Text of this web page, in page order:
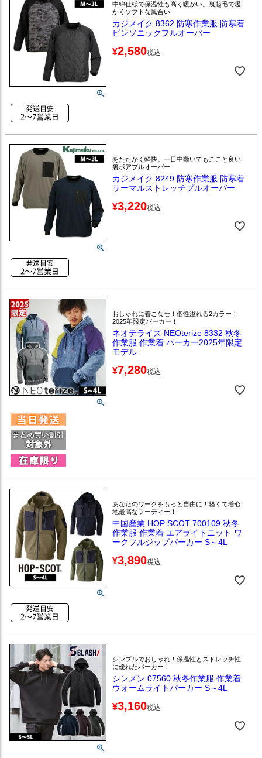
中綿仕様で保温性も高く暖かい。裏起毛で暖
かくソフトな風合い
カジメイク 8362 防寒作業服 防寒着
ピンソニックプルオーバー
¥2,580税込
あたたかく軽快。一日中動いてもここと良い
裏ボアプルオーバー
カジメイク 8249 防寒作業服 防寒着
サーマルストレッチプルオーバー
¥3,220税込
おしゃれに着こなせ！個性溢れる2カラー！
2025年限定パーカー！
ネオテライズ NEOterize 8332 秋冬
作業服 作業着 パーカー2025年限定
モデル
¥7,280税込
あなたのワークをもっと自由に！軽くて着心
地最高なフーディー！
中国産業 HOP SCOT 700109 秋冬
作業服 作業着 エアライトニット ワ
ークフルジップパーカー S～4L
¥3,890税込
シンプルでおしゃれ！保温性とストレッチ性
に優れたパーカー！
シンメン 07560 秋冬作業服 作業着
ウォームライトパーカー S～4L
¥3,160税込